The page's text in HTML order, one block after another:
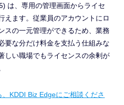
は、専用の管理画面からライセ
えます。従業員のアカウントにロ
スの一元管理ができるため、業務
要な分だけ料金を支払う仕組みな
しい職場でもライセンスの余剰が
KDDI Biz Edgeにご相談くださ